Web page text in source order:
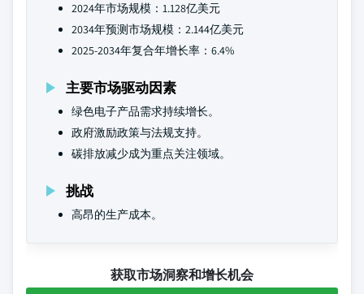
2024年市场规模：1.128亿美元
2034年预测市场规模：2.144亿美元
2025-2034年复合年增长率：6.4%
主要市场驱动因素
绿色电子产品需求持续增长。
政府激励政策与法规支持。
碳排放减少成为重点关注领域。
挑战
高昂的生产成本。
获取市场洞察和增长机会